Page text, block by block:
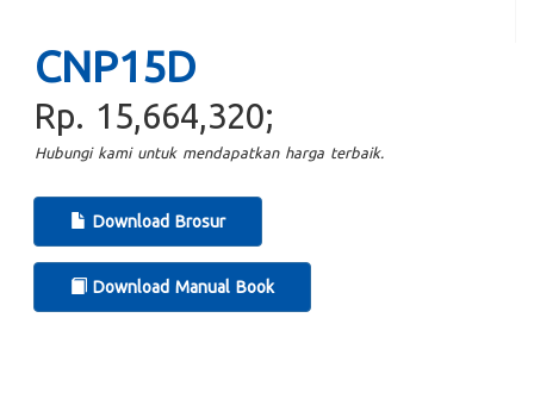
CNP15D
Rp. 15,664,320;
Hubungi kami untuk mendapatkan harga terbaik.
Download Brosur
Download Manual Book